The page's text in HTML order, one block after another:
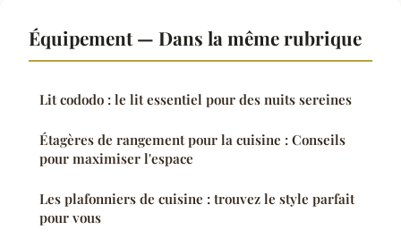
Équipement — Dans la même rubrique
Lit cododo : le lit essentiel pour des nuits sereines
Étagères de rangement pour la cuisine : Conseils
pour maximiser l'espace
Les plafonniers de cuisine : trouvez le style parfait
pour vous